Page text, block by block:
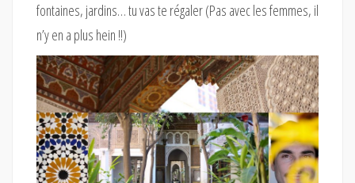
fontaines, jardins… tu vas te régaler (Pas avec les femmes, il
n’y en a plus hein !!)